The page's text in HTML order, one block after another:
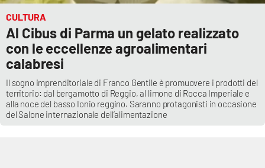
CULTURA
Al Cibus di Parma un gelato realizzato
con le eccellenze agroalimentari
calabresi
Il sogno imprenditoriale di Franco Gentile è promuovere i prodotti del
territorio: dal bergamotto di Reggio, al limone di Rocca Imperiale e
alla noce del basso Ionio reggino. Saranno protagonisti in occasione
del Salone internazionale dell’alimentazione